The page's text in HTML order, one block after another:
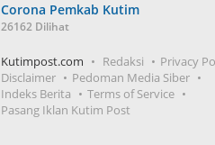
Corona Pemkab Kutim
26162 Dilihat
Kutimpost.com Redaksi
Privacy
Disclaimer
Pedoman Media Siber
Indeks Berita
Terms of Service
Pasang Iklan Kutim Post